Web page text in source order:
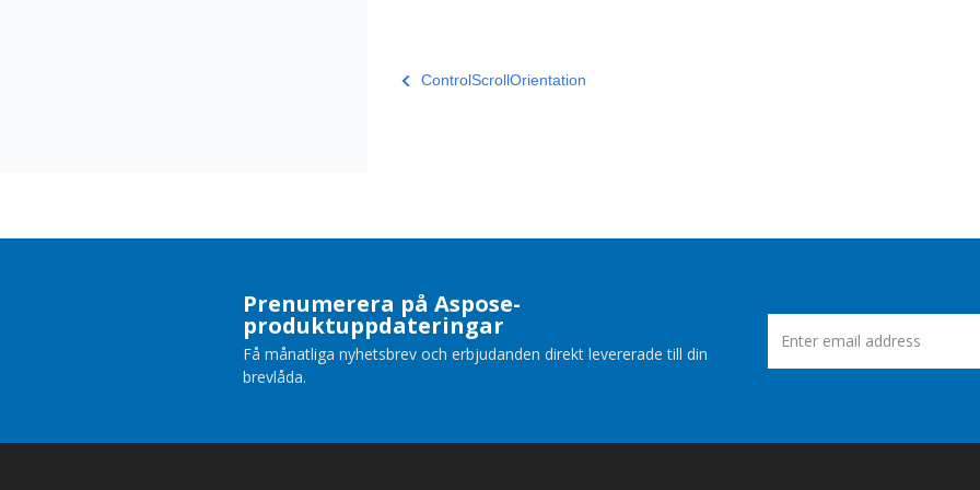
ControlScrollOrientation
Prenumerera på Aspose-
produktuppdateringar
Få månatliga nyhetsbrev och erbjudanden direkt levererade till din
brevlåda.